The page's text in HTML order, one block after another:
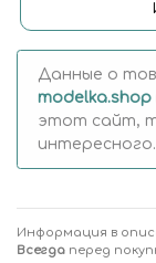
Данные о
modelka.shop
этот сайт,
интересного.
Информация в
Всегда перед